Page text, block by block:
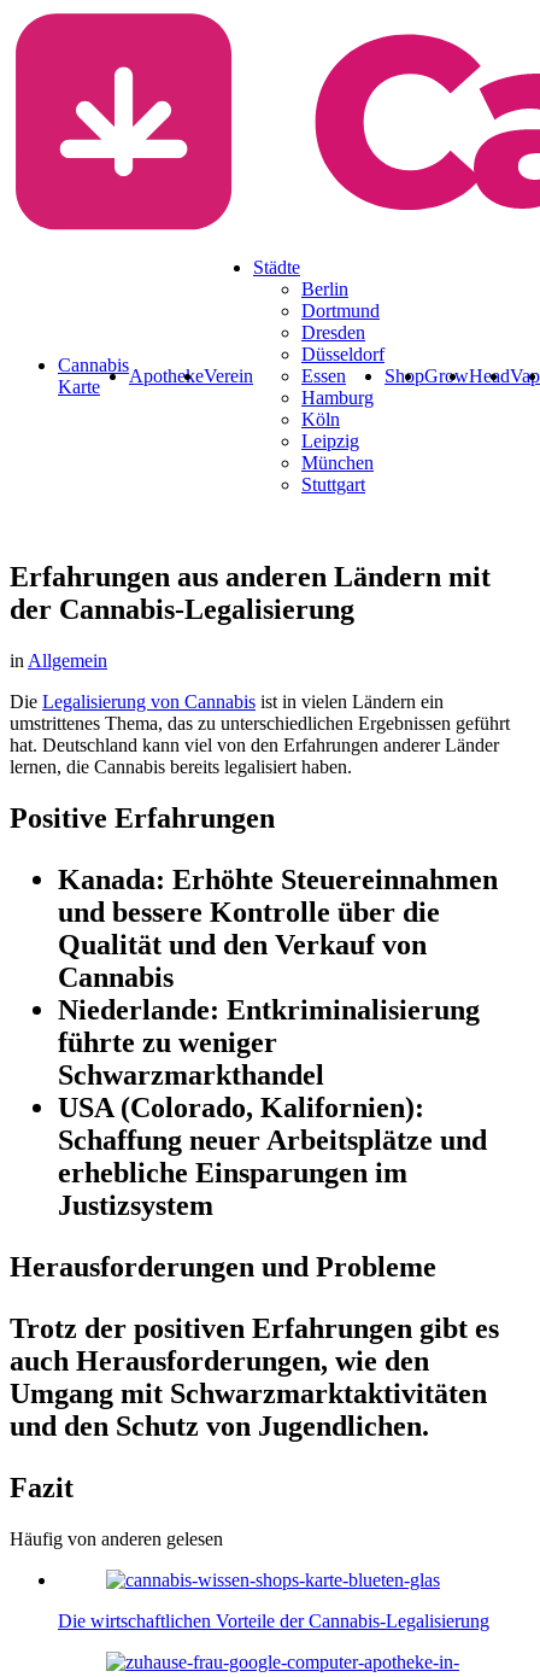
Cannabis
Karte
ApothekeVerein
Städte
Berlin
Dortmund
Dresden
Düsseldorf
Essen
Hamburg
Köln
Leipzig
München
Stuttgart
ShopGrowHead
Erfahrungen aus anderen Ländern mit
der Cannabis-Legalisierung
in Allgemein
Die Legalisierung von Cannabis ist in vielen Ländern ein
umstrittenes Thema, das zu unterschiedlichen Ergebnissen geführt
hat. Deutschland kann viel von den Erfahrungen anderer Länder
lernen, die Cannabis bereits legalisiert haben.
Positive Erfahrungen
Kanada: Erhöhte Steuereinnahmen
und bessere Kontrolle über die
Qualität und den Verkauf von
Cannabis
Niederlande: Entkriminalisierung
führte zu weniger
Schwarzmarkthandel
USA (Colorado, Kalifornien):
Schaffung neuer Arbeitsplätze und
erhebliche Einsparungen im
Justizsystem
Herausforderungen und Probleme
Trotz der positiven Erfahrungen gibt es
auch Herausforderungen, wie den
Umgang mit Schwarzmarktaktivitäten
und den Schutz von Jugendlichen.
Fazit
Häufig von anderen gelesen
Die wirtschaftlichen Vorteile der Cannabis-Legalisierung
Rezept & Blüten